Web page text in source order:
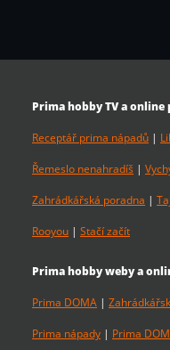
Prima hobby TV a online
Receptář prima nápadů |
Řemeslo nenahradíš |
Zahrádkářská poradna |
Rooyou | Stačí začít
Prima hobby weby a
Prima DOMA |
Prima nápady | Prima